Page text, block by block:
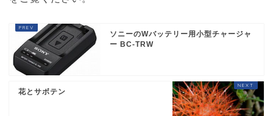
ソニーのWバッテリー用小型チャージャ
ー BC-TRW
花とサボテン